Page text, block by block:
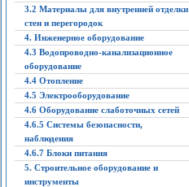
3.2 Материалы для внутренней отделки
стен и перегородок
4. Инженерное оборудование
4.3 Водопроводно-канализационное
оборудование
4.4 Отопление
4.5 Электрооборудование
4.6 Оборудование слаботочных сетей
4.6.5 Системы безопасности,
наблюдения
4.6.7 Блоки питания
5. Строительное оборудование и
инструменты